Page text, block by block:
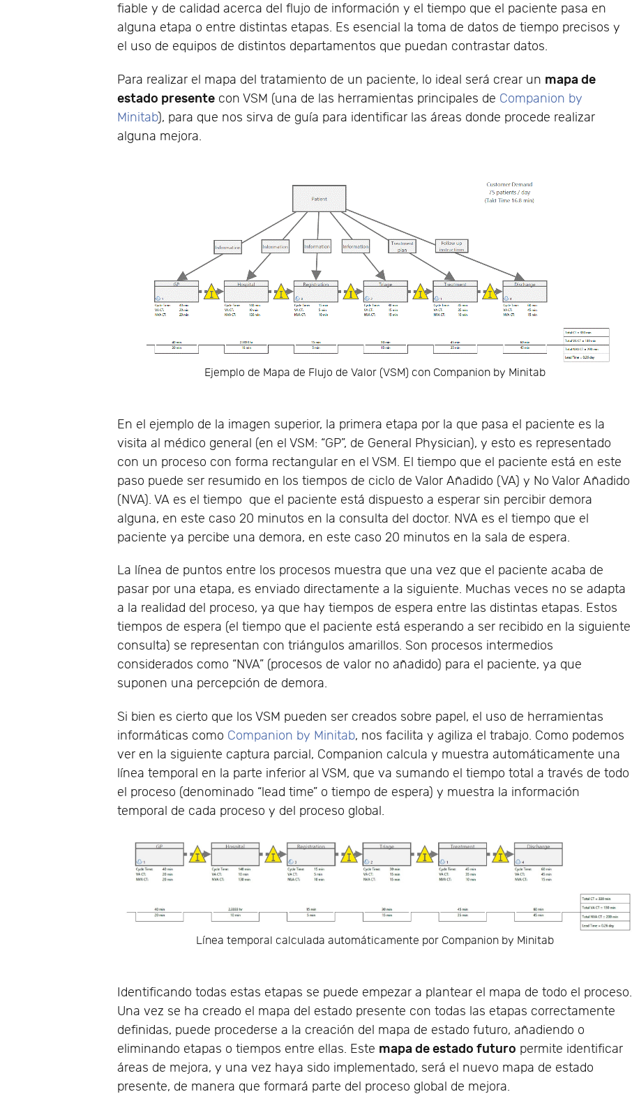
fiable y de calidad acerca del flujo de información y el tiempo que el paciente pasa en
alguna etapa o entre distintas etapas. Es esencial la toma de datos de tiempo precisos y
el uso de equipos de distintos departamentos que puedan contrastar datos.
Para realizar el mapa del tratamiento de un paciente, lo ideal será crear un mapa de
estado presente con VSM (una de las herramientas principales de Companion by
Minitab), para que nos sirva de guía para identificar las áreas donde procede realizar
alguna mejora.
Ejemplo de Mapa de Flujo de Valor (VSM) con Companion by Minitab
En el ejemplo de la imagen superior, la primera etapa por la que pasa el paciente es la
visita al médico general (en el VSM: “GP”, de General Physician), y esto es representado
con un proceso con forma rectangular en el VSM. El tiempo que el paciente está en este
paso puede ser resumido en los tiempos de ciclo de Valor Añadido (VA) y No Valor Añadido
(NVA). VA es el tiempo que el paciente está dispuesto a esperar sin percibir demora
alguna, en este caso 20 minutos en la consulta del doctor. NVA es el tiempo que el
paciente ya percibe una demora, en este caso 20 minutos en la sala de espera.
La línea de puntos entre los procesos muestra que una vez que el paciente acaba de
pasar por una etapa, es enviado directamente a la siguiente. Muchas veces no se adapta
a la realidad del proceso, ya que hay tiempos de espera entre las distintas etapas. Estos
tiempos de espera (el tiempo que el paciente está esperando a ser recibido en la siguiente
consulta) se representan con triángulos amarillos. Son procesos intermedios
considerados como “NVA” (procesos de valor no añadido) para el paciente, ya que
suponen una percepción de demora.
Si bien es cierto que los VSM pueden ser creados sobre papel, el uso de herramientas
informáticas como Companion by Minitab, nos facilita y agiliza el trabajo. Como podemos
ver en la siguiente captura parcial, Companion calcula y muestra automáticamente una
línea temporal en la parte inferior al VSM, que va sumando el tiempo total a través de todo
el proceso (denominado “lead time” o tiempo de espera) y muestra la información
temporal de cada proceso y del proceso global.
Línea temporal calculada automáticamente por Companion by Minitab
Identificando todas estas etapas se puede empezar a plantear el mapa de todo el proceso.
Una vez se ha creado el mapa del estado presente con todas las etapas correctamente
definidas, puede procederse a la creación del mapa de estado futuro, añadiendo o
eliminando etapas o tiempos entre ellas. Este mapa de estado futuro permite identificar
áreas de mejora, y una vez haya sido implementado, será el nuevo mapa de estado
presente, de manera que formará parte del proceso global de mejora.